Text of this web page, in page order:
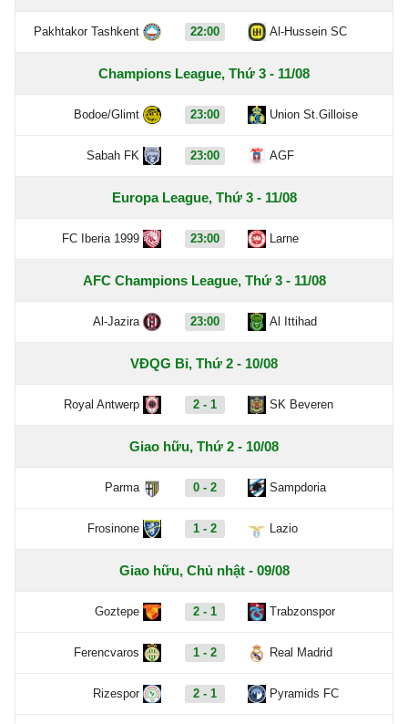
Pakhtakor Tashkent 22:00 Al-Hussein SC
Champions League, Thứ 3 - 11/08
Bodoe/Glimt 23:00 Union St.Gilloise
Sabah FK 23:00 AGF
Europa League, Thứ 3 - 11/08
FC Iberia 1999 23:00 Larne
AFC Champions League, Thứ 3 - 11/08
Al-Jazira 23:00 Al Ittihad
VĐQG Bỉ, Thứ 2 - 10/08
Royal Antwerp 2 - 1 SK Beveren
Giao hữu, Thứ 2 - 10/08
Parma 0 - 2 Sampdoria
Frosinone 1 - 2 Lazio
Giao hữu, Chủ nhật - 09/08
Goztepe 2 - 1 Trabzonspor
Ferencvaros 1 - 2 Real Madrid
Rizespor 2 - 1 Pyramids FC